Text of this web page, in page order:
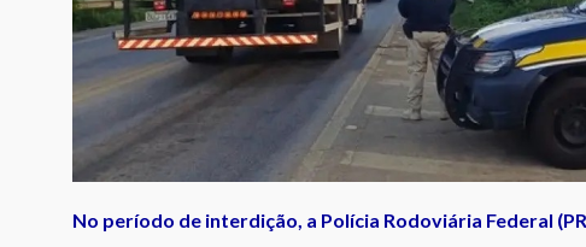
No período de interdição, a Polícia Rodoviária Federal